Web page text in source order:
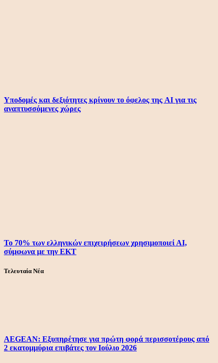
Υποδομές και δεξιότητες κρίνουν το όφελος της AI για τις
αναπτυσσόμενες χώρες
Το 70% των ελληνικών επιχειρήσεων χρησιμοποιεί ΑΙ,
σύμφωνα με την ΕΚΤ
Τελευταία Νέα
AEGEAN: Εξυπηρέτησε για πρώτη φορά περισσοτέρους από
2 εκατομμύρια επιβάτες τον Ιούλιο 2026